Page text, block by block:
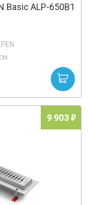
Basic ALP-650B1
9 903